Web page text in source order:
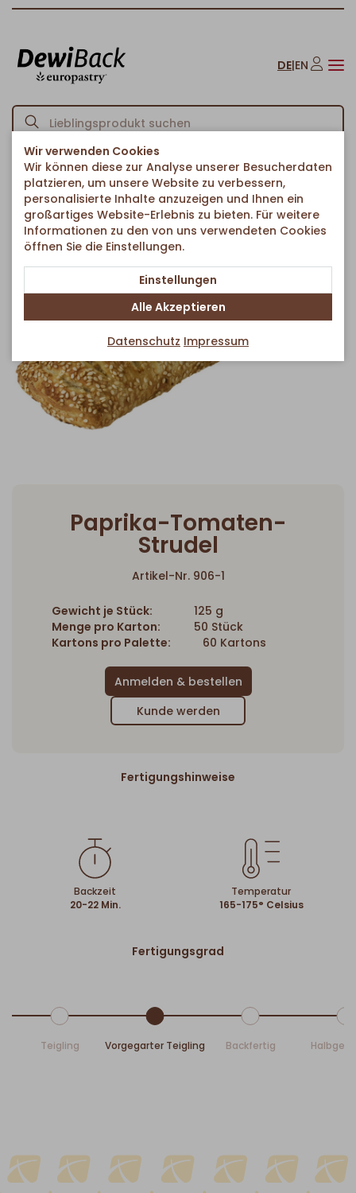
DE|EN
Startseite Herzhaftes & Ethno-Food Herzhafte Snacks
Paprika-Tomaten-Strudel
Zurück zur Artikelübersicht
Paprika-Tomaten-
Strudel
Artikel-Nr. 906-1
Gewicht je Stück:
125 g
Menge pro Karton:
50 Stück
Kartons pro Palette:
60 Kartons
Kunde werden
Fertigungshinweise
Backzeit
20-22 Min.
Temperatur
165-175° Celsius
Fertigungsgrad
Teigling Vorgegarter Teigling Backfertig
Wir verwenden Cookies
Wir können diese zur Analyse unserer Besucherdaten
platzieren, um unsere Website zu verbessern,
personalisierte Inhalte anzuzeigen und Ihnen ein
großartiges Website-Erlebnis zu bieten. Für weitere
Informationen zu den von uns verwendeten Cookies
öffnen Sie die Einstellungen.
Einstellungen
Alle Akzeptieren
Datenschutz Impressum